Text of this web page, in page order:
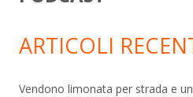
ARTICOLI
Vendono limonata per strada e